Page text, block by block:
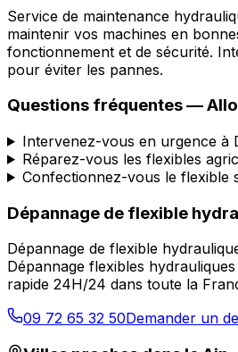
Service de maintenance
maintenir vos machines en
fonctionnement et de sécurité.
pour éviter les pannes.
Questions fréquentes —
Intervenez-vous en urgence à
Réparez-vous les flexibles
Confectionnez-vous le flexible
Dépannage de flexible
Dépannage de flexible
Dépannage flexibles
rapide 24H/24 dans toute la
09 72 65 32 50Demander un